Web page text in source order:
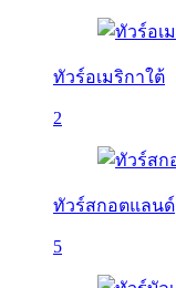
ทัวร์อเมริกาใต้
2
ทัวร์สกอตแลนด์
5